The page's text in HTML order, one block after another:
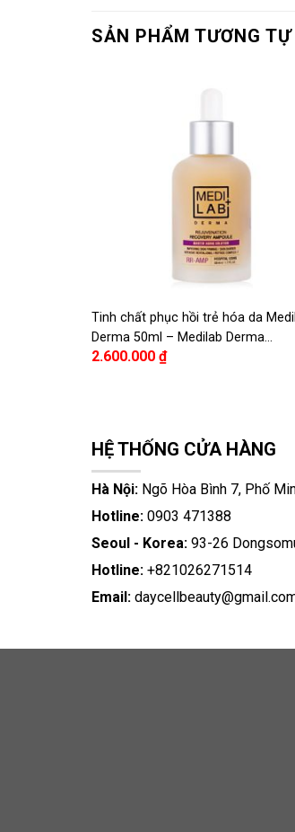
SẢN PHẨM TƯƠNG TỰ
Tinh chất phục hồi trẻ hóa da
Derma 50ml – Medilab Derma
Rejuvenation Recovery Ampoule
2.600.000 ₫
HỆ THỐNG CỬA HÀNG
Hà Nội: Ngõ Hòa Bình 7, Phố
Hotline: 0903 471388
Seoul - Korea: 93-26
Hotline: +821026271514
Email: